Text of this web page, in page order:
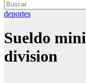
deportes
Sueldo
division